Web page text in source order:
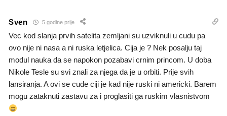
Sven 5 godine prije
Vec kod slanja prvih satelita zemljani su uzviknuli u cudu pa
ovo nije ni nasa a ni ruska letjelica. Cija je ? Nek posalju taj
modul nauka da se napokon pozabavi crnim princom. U doba
Nikole Tesle su svi znali za njega da je u orbiti. Prije svih
lansiranja. A ovi se cude ciji je kad nije ruski ni americki. Barem
mogu zataknuti zastavu za i proglasiti ga ruskim vlasnistvom